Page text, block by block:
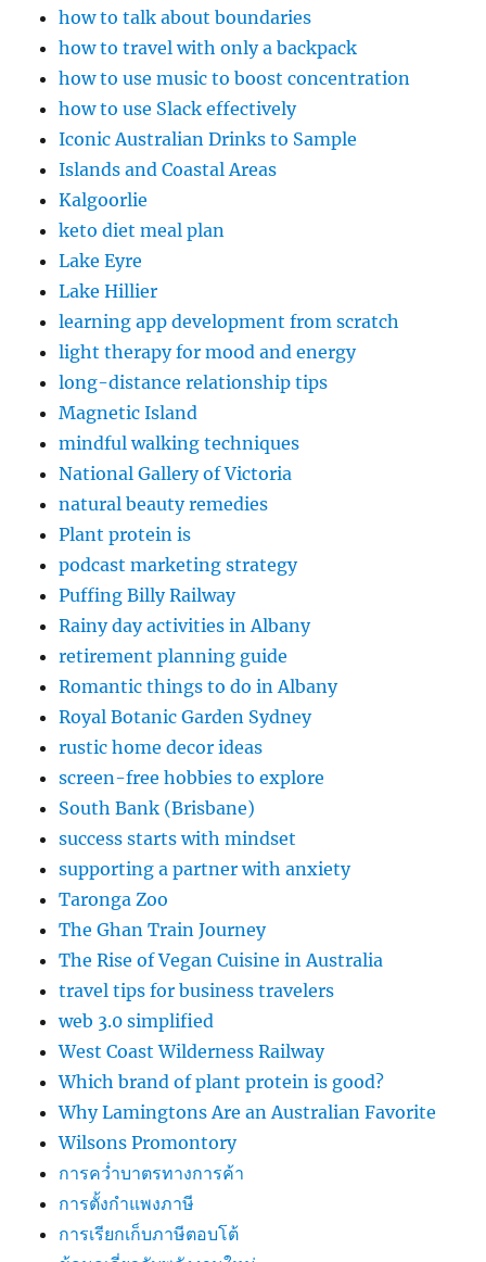
how to talk about boundaries
how to travel with only a backpack
how to use music to boost concentration
how to use Slack effectively
Iconic Australian Drinks to Sample
Islands and Coastal Areas
Kalgoorlie
keto diet meal plan
Lake Eyre
Lake Hillier
learning app development from scratch
light therapy for mood and energy
long-distance relationship tips
Magnetic Island
mindful walking techniques
National Gallery of Victoria
natural beauty remedies
Plant protein is
podcast marketing strategy
Puffing Billy Railway
Rainy day activities in Albany
retirement planning guide
Romantic things to do in Albany
Royal Botanic Garden Sydney
rustic home decor ideas
screen-free hobbies to explore
South Bank (Brisbane)
success starts with mindset
supporting a partner with anxiety
Taronga Zoo
The Ghan Train Journey
The Rise of Vegan Cuisine in Australia
travel tips for business travelers
web 3.0 simplified
West Coast Wilderness Railway
Which brand of plant protein is good?
Why Lamingtons Are an Australian Favorite
Wilsons Promontory
การคว่ำบาตรทางการค้า
การตั้งกำแพงภาษี
การเรียกเก็บภาษีตอบโต้